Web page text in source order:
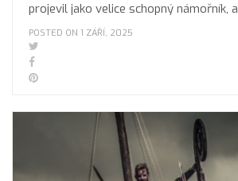
projevil jako velice schopný námořník, a
POSTED ON 1 ZÁŘÍ, 2025